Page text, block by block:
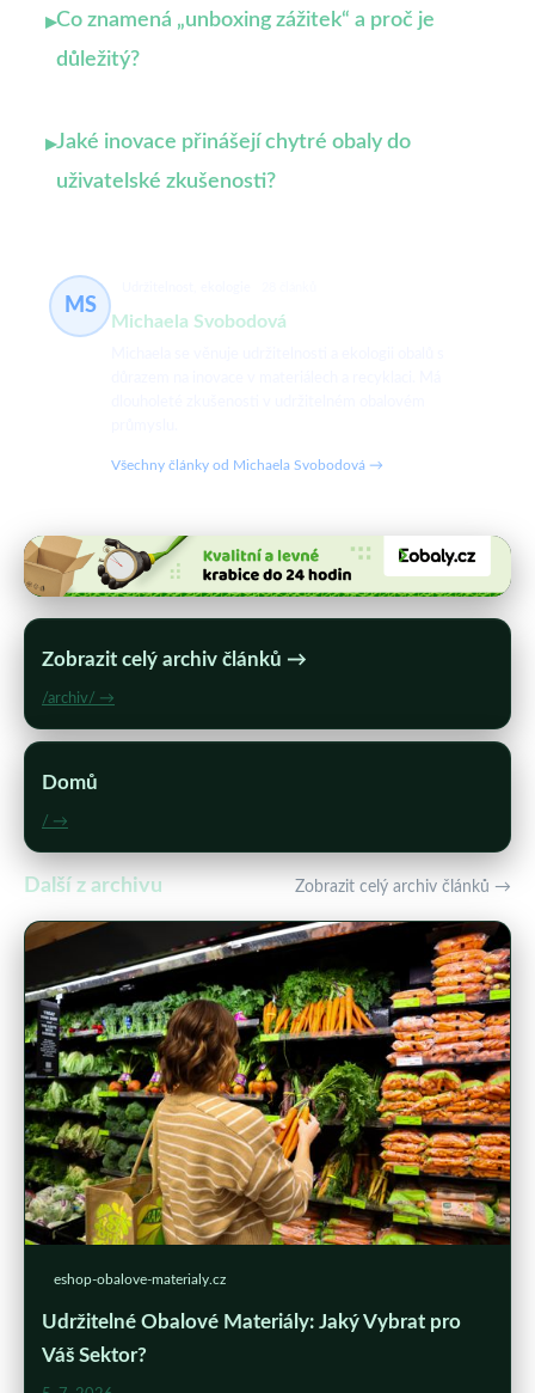
▸Co znamená „unboxing zážitek“ a proč je
důležitý?
▸Jaké inovace přinášejí chytré obaly do
uživatelské zkušenosti?
MS
Michaela Svobodová
Všechny články od Michaela Svobodová →
Zobrazit celý archiv článků →
/archiv/ →
Domů
/ →
Další z archivu Zobrazit celý archiv článků →
eshop-obalove-materialy.cz
Udržitelné Obalové Materiály: Jaký Vybrat pro
Váš Sektor?